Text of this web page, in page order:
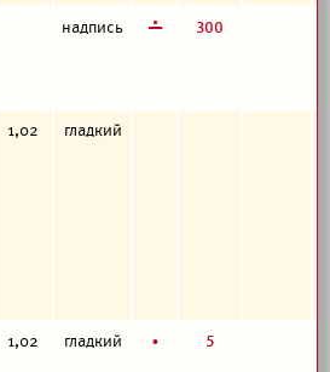
надпись г 300
1,02 гладкий
1,02 гладкий б 5